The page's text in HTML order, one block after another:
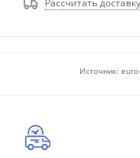
Источник: